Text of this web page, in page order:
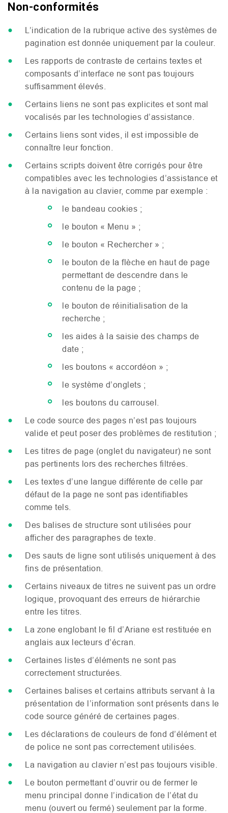
Non-conformités
L’indication de la rubrique active des systèmes de
pagination est donnée uniquement par la couleur.
Les rapports de contraste de certains textes et
composants d’interface ne sont pas toujours
suffisamment élevés.
Certains liens ne sont pas explicites et sont mal
vocalisés par les technologies d’assistance.
Certains liens sont vides, il est impossible de
connaître leur fonction.
Certains scripts doivent être corrigés pour être
compatibles avec les technologies d’assistance et
à la navigation au clavier, comme par exemple :
le bandeau cookies ;
le bouton « Menu » ;
le bouton « Rechercher » ;
le bouton de la flèche en haut de page
permettant de descendre dans le
contenu de la page ;
le bouton de réinitialisation de la
recherche ;
les aides à la saisie des champs de
date ;
les boutons « accordéon » ;
le système d’onglets ;
les boutons du carrousel.
Le code source des pages n’est pas toujours
valide et peut poser des problèmes de restitution ;
Les titres de page (onglet du navigateur) ne sont
pas pertinents lors des recherches filtrées.
Les textes d’une langue différente de celle par
défaut de la page ne sont pas identifiables
comme tels.
Des balises de structure sont utilisées pour
afficher des paragraphes de texte.
Des sauts de ligne sont utilisés uniquement à des
fins de présentation.
Certains niveaux de titres ne suivent pas un ordre
logique, provoquant des erreurs de hiérarchie
entre les titres.
La zone englobant le fil d’Ariane est restituée en
anglais aux lecteurs d’écran.
Certaines listes d’éléments ne sont pas
correctement structurées.
Certaines balises et certains attributs servant à la
présentation de l’information sont présents dans le
code source généré de certaines pages.
Les déclarations de couleurs de fond d’élément et
de police ne sont pas correctement utilisées.
La navigation au clavier n’est pas toujours visible.
Le bouton permettant d’ouvrir ou de fermer le
menu principal donne l’indication de l’état du
menu (ouvert ou fermé) seulement par la forme.